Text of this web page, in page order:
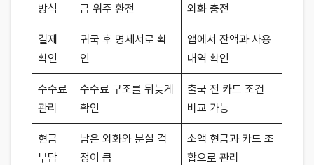
방식
금 위주 환전
외화 충전
결제
확인
귀국 후 명세서로 확
인
앱에서 잔액과 사용
내역 확인
수수료
관리
수수료 구조를 뒤늦게
확인
출국 전 카드 조건
비교 가능
현금
부담
남은 외화와 분실 걱
정이 큼
소액 현금과 카드 조
합으로 관리